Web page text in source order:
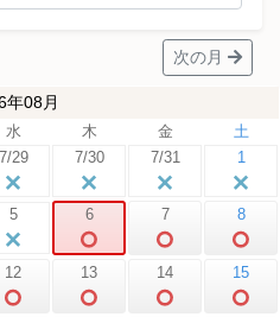
次の月
年08月
水 木 金
土
7/29 7/30 7/31 1
5 6 7 8
12 13 14 15